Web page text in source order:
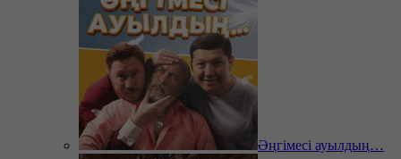
Әңгімесі ауылдың…